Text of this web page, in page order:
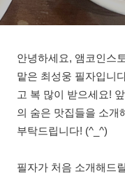
안녕하세요, 앰코인스
맡은 최성웅 필자입니
고 복 많이 받으세요!
의 숨은 맛집들을 소개
부탁드립니다! (^_^)
필자가 처음 소개해드